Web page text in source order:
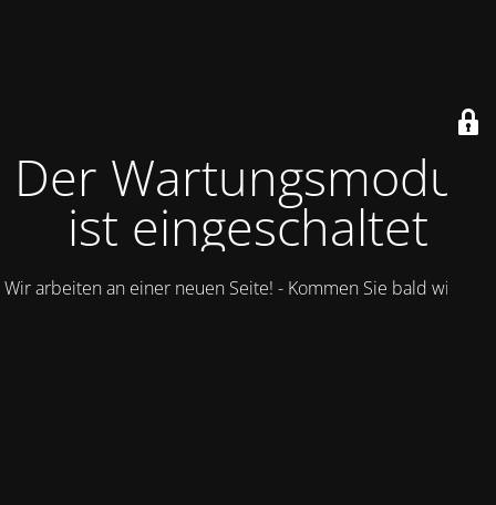
Der Wartungsmodus
ist eingeschaltet
Wir arbeiten an einer neuen Seite! - Kommen Sie bald wieder.